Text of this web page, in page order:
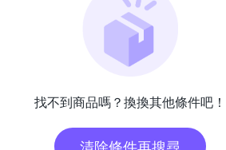
找不到商品嗎？換換其他條件吧！